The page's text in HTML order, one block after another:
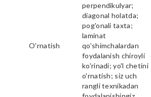
O'rnatish
perpendikulyar;
diagonal holatda;
pog'onali taxta;
laminat
qo'shimchalardan
foydalanish chiroyli
ko'rinadi; yo'l chetini
o'rnatish; siz uch
rangli texnikadan